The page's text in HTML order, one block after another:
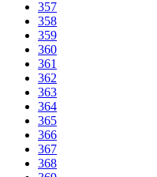
357
358
359
360
361
362
363
364
365
366
367
368